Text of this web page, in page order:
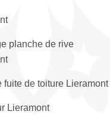
planche de rive
fuite de toiture Lieramont
Lieramont